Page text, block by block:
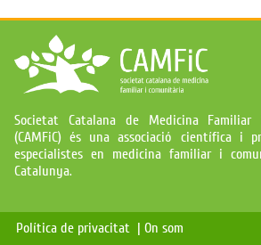
Societat Catalana de Medicina Familiar
(CAMFiC) és una associació científica i
especialistes en medicina familiar i
Catalunya.
Política de privacitat | On som